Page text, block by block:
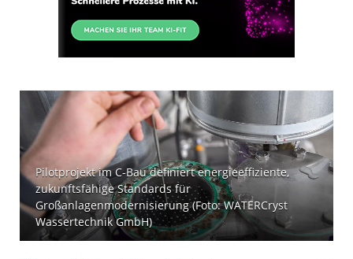
Pilotprojekt im C-Bau definiert energieeffiziente,
zukunftsfähige Standards für
Großanlagenmodernisierung (Foto: WATERCryst
Wassertechnik GmbH)